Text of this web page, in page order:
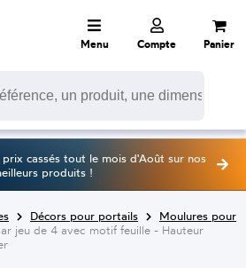
Menu Compte Panier
prix cassés tout le mois d'Août sur nos
produits !
Décors pour portails
Moulures pour
jeu de 4 avec motif feuille - Hauteur